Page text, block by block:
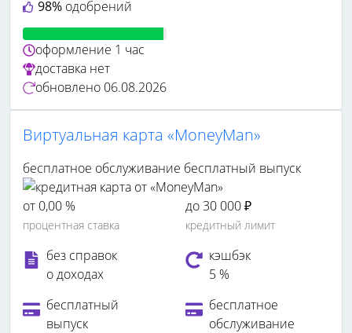
98% одобрений
оформление 1 час
доставка нет
обновлено 06.08.2026
Виртуальная карта «MoneyMan»
бесплатное обслуживание бесплатный выпуск
от 0,00 %
процентная ставка
до 30 000 ₽
кредитный лимит
без справок
о доходах
кэшбэк
5 %
бесплатный
выпуск
бесплатное
обслуживание